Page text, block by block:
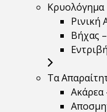
Κρυολόγημα
Βήχας
Εντριβή
Τα
Ακάρεα